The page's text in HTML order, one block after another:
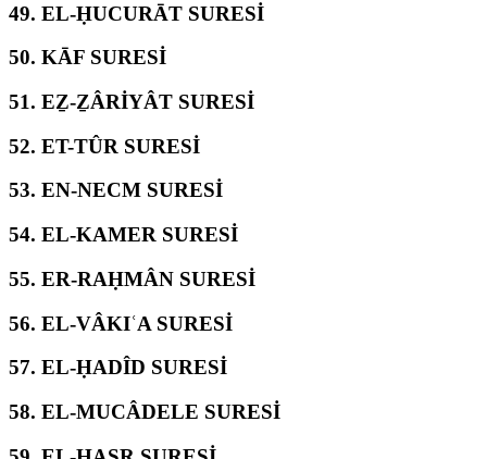
49. EL-ḤUCURĀT SURESİ
50. KĀF SURESİ
51. EẔ-ẔÂRİYÂT SURESİ
52. ET-TÛR SURESİ
53. EN-NECM SURESİ
54. EL-KAMER SURESİ
55. ER-RAḤMÂN SURESİ
56. EL-VÂKIʿA SURESİ
57. EL-ḤADÎD SURESİ
58. EL-MUCÂDELE SURESİ